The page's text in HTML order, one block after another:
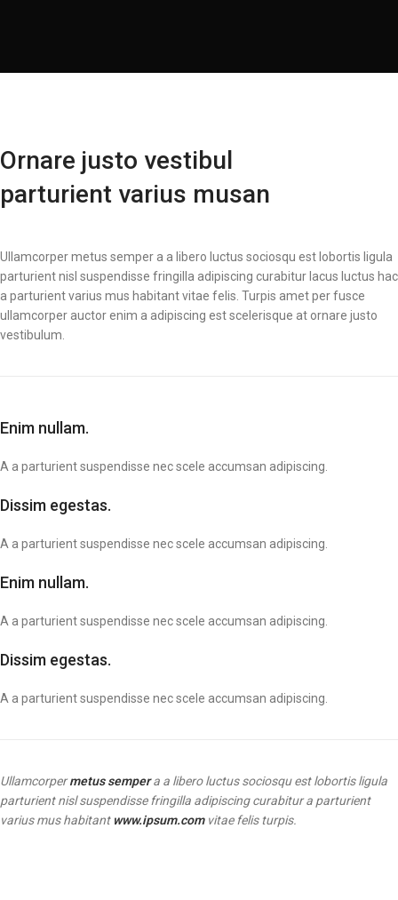
Ornare justo vestibul
parturient varius musan
Ullamcorper metus semper a a libero luctus sociosqu est lobortis ligula
parturient nisl suspendisse fringilla adipiscing curabitur lacus luctus hac
a parturient varius mus habitant vitae felis. Turpis amet per fusce
ullamcorper auctor enim a adipiscing est scelerisque at ornare justo
vestibulum.
Enim nullam.
A a parturient suspendisse nec scele accumsan adipiscing.
Dissim egestas.
A a parturient suspendisse nec scele accumsan adipiscing.
Enim nullam.
A a parturient suspendisse nec scele accumsan adipiscing.
Dissim egestas.
A a parturient suspendisse nec scele accumsan adipiscing.
Ullamcorpermetus sempera a libero luctus sociosqu est lobortis ligula
parturient nisl suspendisse fringilla adipiscing curabitur a parturient
varius mus habitant www.ipsum.comvitae felis turpis.